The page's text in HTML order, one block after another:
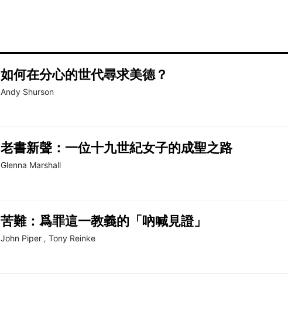
如何在分心的世代尋求美德？
Andy Shurson
老書新聲：一位十九世紀女子的成聖之路
Glenna Marshall
苦難：爲罪這一教義的「吶喊見證」
John Piper , Tony Reinke